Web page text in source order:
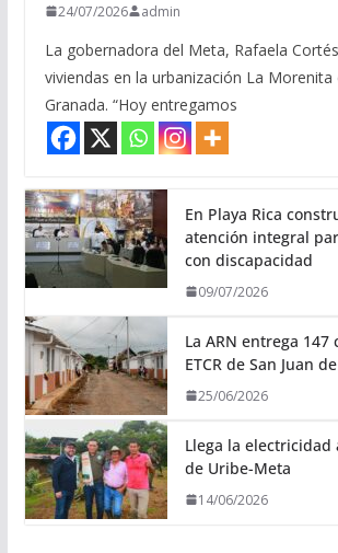
24/07/2026 admin
La gobernadora del Meta, Rafaela
viviendas en la urbanización La Morenita
Granada. “Hoy entregamos
En Playa Rica
atención integral
con discapacidad
09/07/2026
La ARN entrega 147
ETCR de San Juan
25/06/2026
Llega la electricidad
de Uribe-Meta
14/06/2026